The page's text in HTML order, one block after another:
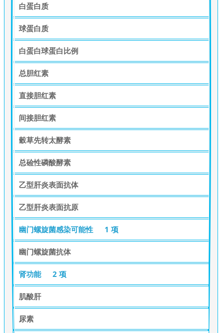
白蛋白质
球蛋白质
白蛋白球蛋白比例
总胆红素
直接胆红素
间接胆红素
穀草先转太酵素
总硷性磷酸酵素
乙型肝炎表面抗体
乙型肝炎表面抗原
幽门螺旋菌感染可能性 1 项
幽门螺旋菌抗体
肾功能 2 项
肌酸肝
尿素